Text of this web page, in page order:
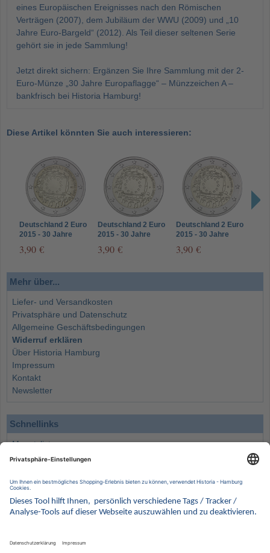
eines Europäischen Ereignisses nach den Römischen
Verträgen (2007), dem Jubiläum der WWU (2009) und „10
Jahre Euro-Bargeld“ (2012). Als Teil dieser seltenen Serie
gehört sie in jede Sammlung!
Jetzt direkt sichern: Ergänzen Sie Ihre Sammlung mit der 2-
Euro-Münze „30 Jahre Europaflagge“ – Münzzeichen A –
bankfrisch bei Historia Hamburg!
Diese Artikel könnten Sie auch interessieren:
Deutschland 2 Euro
2015 - 30 Jahre
Münzzeichen D
3,90 €
Deutschland 2 Euro
2015 - 30 Jahre
Münzzeichen F
3,90 €
Deutschland 2 Euro
2015 - 30 Jahre
Münzzeichen G
3,90 €
Mehr über...
Liefer- und Versandkosten
Privatsphäre und Datenschutz
Allgemeine Geschäftsbedingungen
Widerruf erklären
Über Historia Hamburg
Impressum
Kontakt
Newsletter
Schnellinks
Monatsliste
Angebote
Wissenswertes
Kontakt